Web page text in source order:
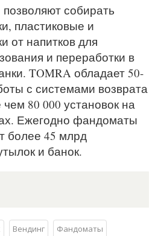
собирать
пластиковые и
от напитков для
и переработки в
TOMRA обладает 50-
с системами возврата
80 000 установок на
Ежегодно фандоматы
более 45 млрд
и банок.
Вендинг Фандоматы